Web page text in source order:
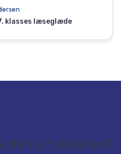
klasses læseglæde
om læselyst